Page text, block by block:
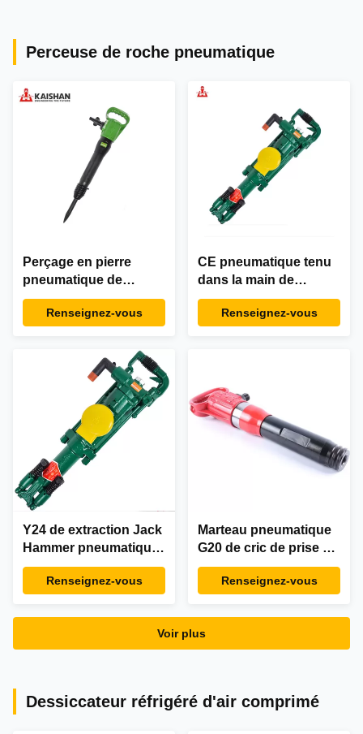
Perceuse de roche pneumatique
Perçage en pierre
pneumatique de
marteau de cric de
roche d'exploitation du
G20 pour casser le
Renseignez-vous
CE pneumatique tenu
dans la main de
extraction de Y24 Jack
Hammer énuméré
Renseignez-vous
Y24 de extraction Jack
Hammer pneumatique
tenu dans la main,
perceuse de YT28
Mine Rock
Renseignez-vous
Marteau pneumatique
G20 de cric de prise de
main pour la pierre
casséeRenseignez-vous
Voir plus
Dessiccateur réfrigéré d'air comprimé